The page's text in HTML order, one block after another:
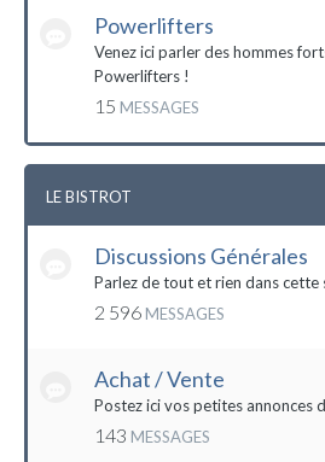
Powerlifters
Venez ici parler des hommes
Powerlifters !
15 MESSAGES
LE BISTROT
Discussions Générales
Parlez de tout et rien dans cette
2 596 MESSAGES
Achat / Vente
Postez ici vos petites annonces
143 MESSAGES